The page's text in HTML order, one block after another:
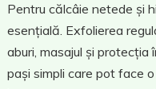
Pentru călcâie netede și
esențială. Exfolierea
aburi, masajul și
pași simpli care pot face